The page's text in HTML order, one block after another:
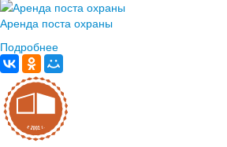
Аренда поста охраны
Подробнее